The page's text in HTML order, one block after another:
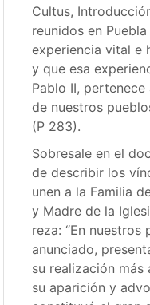
Cultus,
reunidos en
experiencia vital e
y que esa
Pablo II,
de nuestros
(P 283).
Sobresale en el
de describir los
unen a la Familia
y Madre de la
reza: “En nuestros
anunciado,
su realización más
su aparición y